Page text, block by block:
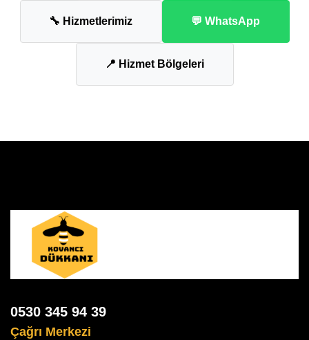
🔧 Hizmetlerimiz 💬 WhatsApp
📍 Hizmet Bölgeleri
0530 345 94 39
Çağrı Merkezi